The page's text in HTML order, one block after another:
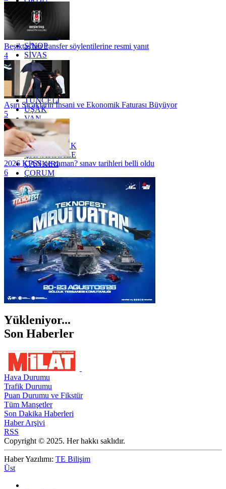
OSMANİYE
RİZE
SAKARYA
SİNOP
SİVAS
SİİRT
TEKİRDAĞ
TOKAT
TRABZON
TUNCELİ
UŞAK
VAN
YALOVA
YOZGAT
ZONGULDAK
ÇANAKKALE
ÇANKIRI
ÇORUM
İSTANBUL
İZMİR
ŞANLIURFA
ŞIRNAK
Beşiktaş'tan transfer söylentilerine resmi yanıt
4
Aşırı Sıcakların İnsani ve Ekonomik Faturası Büyüyor
5
2026 KPSS ne zaman? sınav tarihleri belli oldu
6
Yükleniyor...
Son Haberler
Hava Durumu
Trafik Durumu
Puan Durumu ve Fikstür
Tüm Manşetler
Son Dakika Haberleri
Haber Arşivi
RSS
Copyright © 2025. Her hakkı saklıdır.
Haber Yazılımı: TE Bilişim
Üst